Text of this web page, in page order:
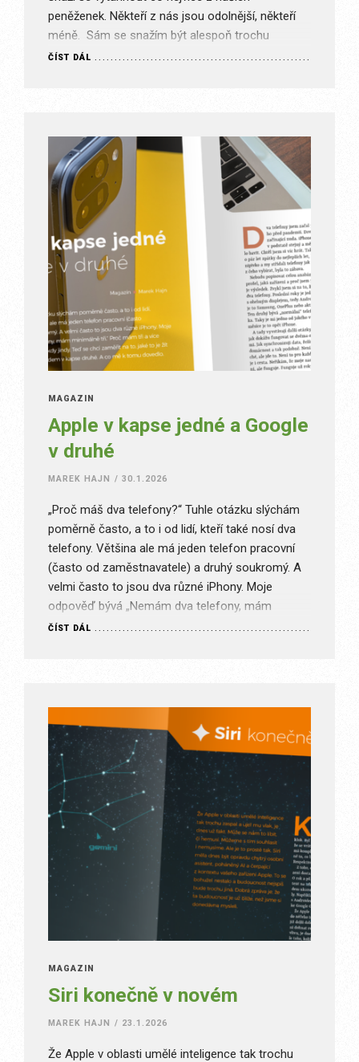
peněženek. Někteří z nás jsou odolnější, někteří
méně. Sám se snažím být alespoň trochu
racionální, ale přiznejme si, že mi…
ČÍST DÁL
MAGAZÍN
Apple v kapse jedné a Google
v druhé
MAREK HAJN / 30.1.2026
„Proč máš dva telefony?“ Tuhle otázku slýchám
poměrně často, a to i od lidí, kteří také nosí dva
telefony. Většina ale má jeden telefon pracovní
(často od zaměstnavatele) a druhý soukromý. A
velmi často to jsou dva různé iPhony. Moje
odpověď bývá „Nemám dva telefony, mám
minimálně tři.“ Proč mám tři a více telefonů, o…
ČÍST DÁL
MAGAZÍN
Siri konečně v novém
MAREK HAJN / 23.1.2026
Že Apple v oblasti umělé inteligence tak trochu